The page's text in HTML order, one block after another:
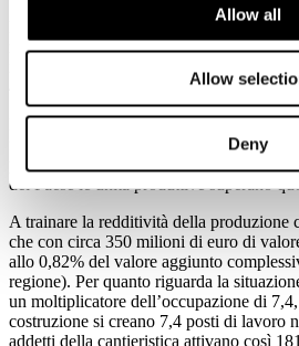
Allow all
Allow
Deny
Le attività economiche legate alla
numericamente concentrate nel Nord
4.944 unità produttive locali
Parlando del più ampio sistema
filiera, le proporzioni cambiano. In
piuttosto omogenea fra Nord e
del Paese le unità produttive superano
A trainare la redditività della produzione
che con circa 350 milioni di euro di
allo 0,82% del valore aggiunto
regione). Per quanto riguarda la
un moltiplicatore dell’occupazione di
costruzione si creano 7,4 posti di lavoro
addetti della cantieristica attivano così